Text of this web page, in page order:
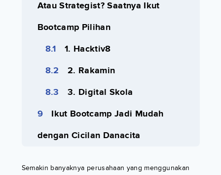
Atau Strategist? Saatnya Ikut
Bootcamp Pilihan
1. Hacktiv8
2. Rakamin
3. Digital Skola
Ikut Bootcamp Jadi Mudah
dengan Cicilan Danacita
Semakin banyaknya perusahaan yang menggunakan